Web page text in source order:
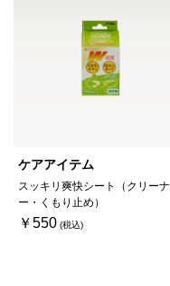
ケアアイテム
スッキリ爽快シート（クリーナ
ー・くもり止め）
￥550